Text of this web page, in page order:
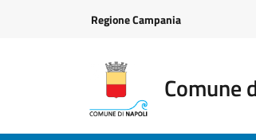
Regione Campania
Comune